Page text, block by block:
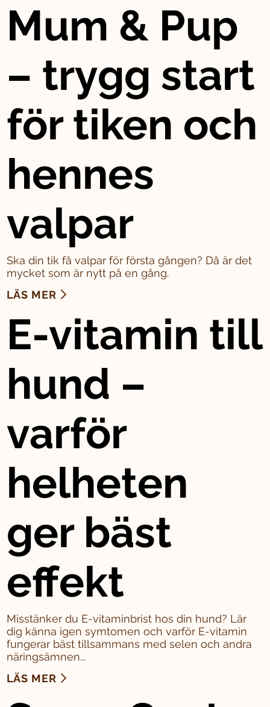
Mum & Pup
– trygg start
för tiken och
hennes
valpar
Ska din tik få valpar för första gången? Då är det
mycket som är nytt på en gång.
LÄS MER
E-vitamin till
hund –
varför
helheten
ger bäst
effekt
Misstänker du E-vitaminbrist hos din hund? Lär
dig känna igen symtomen och varför E-vitamin
fungerar bäst tillsammans med selen och andra
näringsämnen...
LÄS MER